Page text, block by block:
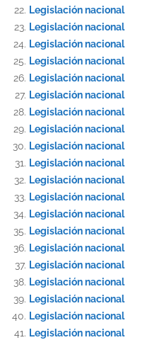
Legislación nacional
Legislación nacional
Legislación nacional
Legislación nacional
Legislación nacional
Legislación nacional
Legislación nacional
Legislación nacional
Legislación nacional
Legislación nacional
Legislación nacional
Legislación nacional
Legislación nacional
Legislación nacional
Legislación nacional
Legislación nacional
Legislación nacional
Legislación nacional
Legislación nacional
Legislación nacional